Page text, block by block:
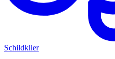
Schildklier